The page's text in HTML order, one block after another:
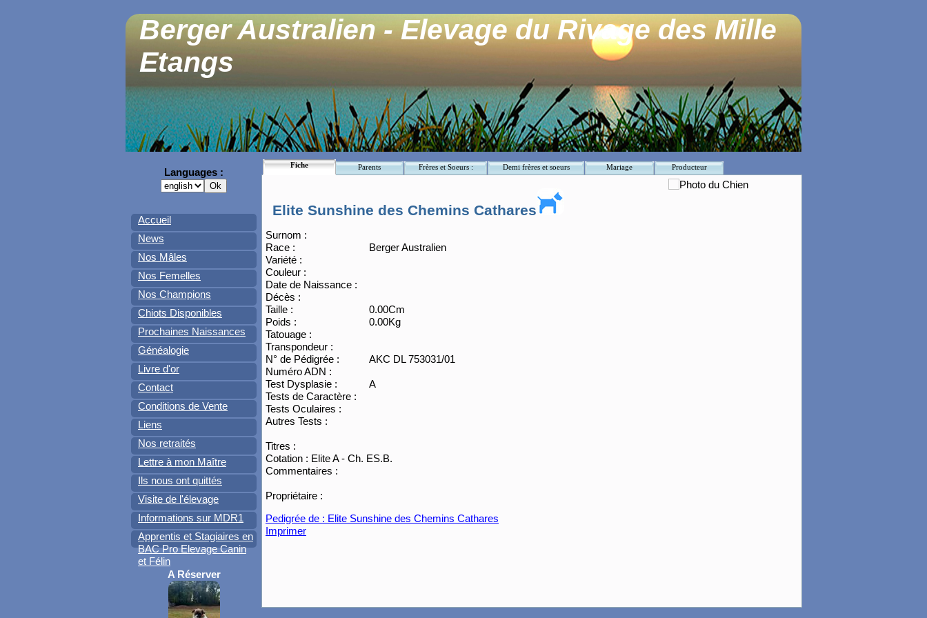
Berger Australien - Elevage du Rivage des Mille
Etangs
Languages :
Accueil
News
Nos Mâles
Nos Femelles
Nos Champions
Chiots Disponibles
Prochaines Naissances
Généalogie
Livre d'or
Contact
Conditions de Vente
Liens
Nos retraités
Lettre à mon Maître
Ils nous ont quittés
Visite de l'élevage
Informations sur MDR1
Apprentis et Stagiaires en
BAC Pro Elevage Canin
et Félin
A Réserver
Fiche Parents Frères et Soeurs : Demi frères et soeurs Mariage Producteur
Elite Sunshine des Chemins Cathares
Surnom :
Race :
Berger Australien
Variété :
Couleur :
Date de Naissance :
Décès :
Taille :
0.00Cm
Poids :
0.00Kg
Tatouage :
Transpondeur :
N° de Pédigrée :
AKC DL 753031/01
Numéro ADN :
Test Dysplasie :
A
Tests de Caractère :
Tests Oculaires :
Autres Tests :
Titres :
Cotation : Elite A - Ch. ES.B.
Commentaires :
Propriétaire :
Pedigrée de : Elite Sunshine des Chemins Cathares
Imprimer